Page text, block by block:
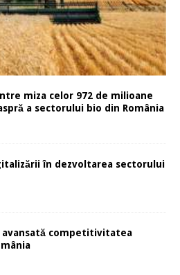
miza celor 972 de milioane
a sectorului bio din România
în dezvoltarea sectorului
avansată competitivitatea